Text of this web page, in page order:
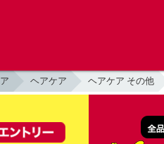
ヘアケア ヘアケア その他